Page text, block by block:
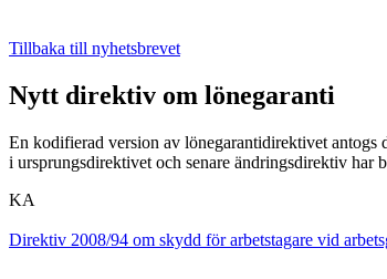
Tillbaka till nyhetsbrevet
Nytt direktiv om lönegaranti
En kodifierad version av lönegarantidirektivet
i ursprungsdirektivet och senare ändringsdirektiv har
KA
Direktiv 2008/94 om skydd för arbetstagare vid